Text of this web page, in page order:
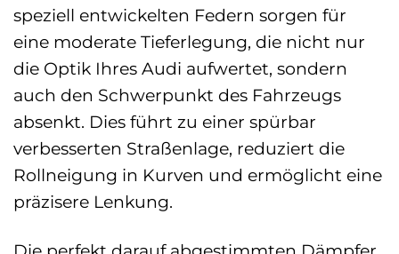
speziell entwickelten Federn sorgen für
eine moderate Tieferlegung, die nicht nur
die Optik Ihres Audi aufwertet, sondern
auch den Schwerpunkt des Fahrzeugs
absenkt. Dies führt zu einer spürbar
verbesserten Straßenlage, reduziert die
Rollneigung in Kurven und ermöglicht eine
präzisere Lenkung.